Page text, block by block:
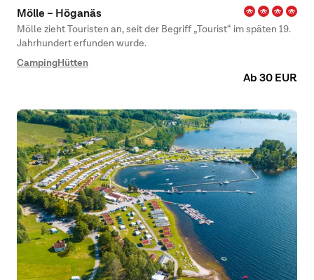
Mölle – Höganäs
Mölle zieht Touristen an, seit der Begriff „Tourist“ im späten 19.
Jahrhundert erfunden wurde.
Camping Hütten
Ab 30 EUR